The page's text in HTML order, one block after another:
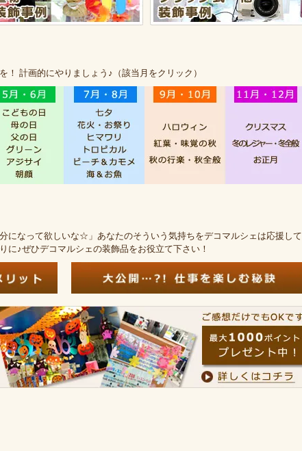
計画的にやりましょう♪（該当月をクリック）
になって欲しいな☆」あなたのそういう気持ちをデコマルシェは応援して
に♪ぜひデコマルシェの装飾品をお役立て下さい！